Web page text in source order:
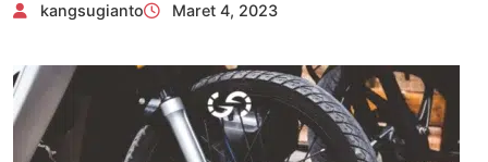
dan
Digital
kangsugianto Maret 4, 2023